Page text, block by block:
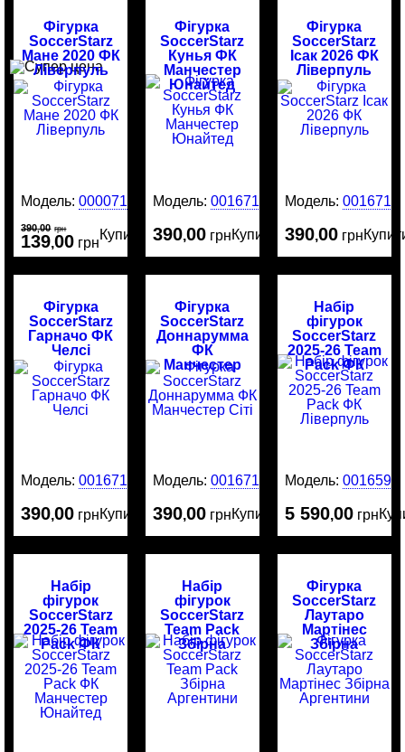
Фігурка
SoccerStarz
Мане 2020 ФК
Ліверпуль
Модель:00007184
390,00 грн
139,00 грн
Купити
Фігурка
SoccerStarz
Кунья ФК
Манчестер
Юнайтед
Модель:0016717
390,00 грнКупити
Фігурка
SoccerStarz
Ісак 2026 ФК
Ліверпуль
Модель: 0016716
390,00 грн
Фігурка
SoccerStarz
Гарначо ФК
Челсі
Модель:0016715
390,00 грнКупити
Фігурка
SoccerStarz
Доннарумма
ФК
Манчестер
Сіті
Модель:0016714
390,00 грнКупити
Набір
фігурок
SoccerStarz
2025-26 Team
Pack ФК
Ліверпуль
Модель: 0016595
5 590,00 грн
Набір
фігурок
SoccerStarz
2025-26 Team
Pack ФК
Манчестер
Юнайтед
Набір
фігурок
SoccerStarz
Team Pack
Збірна
Аргентини
Фігурка
SoccerStarz
Лаутаро
Мартінес
Збірна
Аргентини